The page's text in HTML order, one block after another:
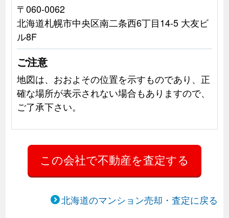
〒060-0062
北海道札幌市中央区南二条西6丁目14-5 大友ビ
ル8F
ご注意
地図は、おおよその位置を示すものであり、正
確な場所が表示されない場合もありますので、
ご了承下さい。
北海道のマンション売却・査定に戻る